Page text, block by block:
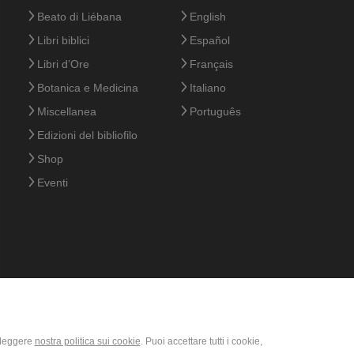
Beato di Liébana
Libri biblici
Libri d’Ore
Botanica e Medicina
Miscellanea
Edizioni del bibliofilo
Shop
Eventi
English
Español
Français
Italiano
Português
nostra politica sui cookie. Puoi accettare tutti i cookie,